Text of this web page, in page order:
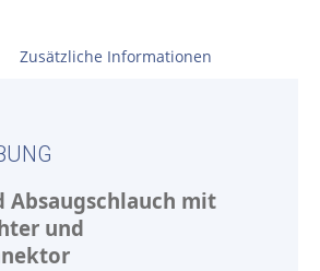
Zusätzliche Informationen
Absaugschlauch mit
und